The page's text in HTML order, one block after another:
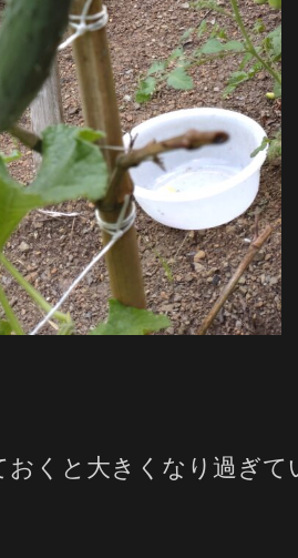
くと大きくなり過ぎて